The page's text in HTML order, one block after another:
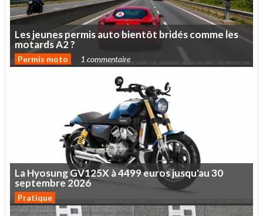
Lesjeunespermisautobientôt bridéscommeles
motardsA2?
Permis moto 1 commentaire
LaHyosungGV125X à4499eurosjusqu'au30
septembre2026
Pratique